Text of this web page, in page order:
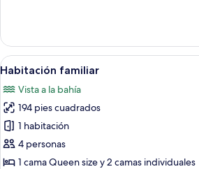
triple
clásica
Abrir
todas
las
fotos
de
Habitación
familiar
Una
8
Habitación familiar
Vista a la bahía
194 pies cuadrados
1 habitación
4 personas
1 cama Queen size y 2 camas individuales